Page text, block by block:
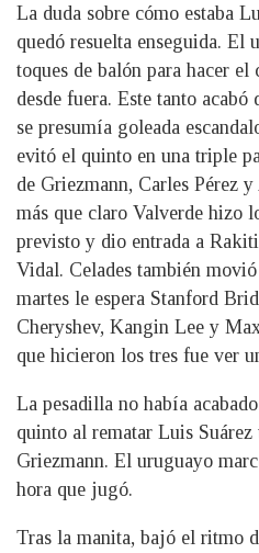
La duda sobre cómo estaba
quedó resuelta enseguida. El
toques de balón para hacer
desde fuera. Este tanto
se presumía goleada
evitó el quinto en una triple
de Griezmann, Carles Pérez
más que claro Valverde hizo
previsto y dio entrada a
Vidal. Celades también
martes le espera Stanford
Cheryshev, Kangin Lee y
que hicieron los tres fue ver
La pesadilla no había
quinto al rematar Luis Suárez
Griezmann. El uruguayo
hora que jugó.
Tras la manita, bajó el ritmo